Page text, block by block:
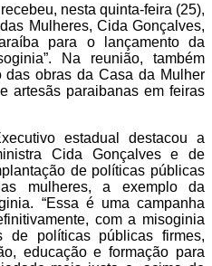
nesta quinta-feira (25),
Mulheres, Cida Gonçalves,
para o lançamento da
Na reunião, também
das obras da Casa da Mulher
artesãs paraibanas em feiras
estadual destacou a
Cida Gonçalves e de
de políticas públicas
mulheres, a exemplo da
“Essa é uma campanha
com a misoginia
de políticas públicas firmes,
educação e formação para